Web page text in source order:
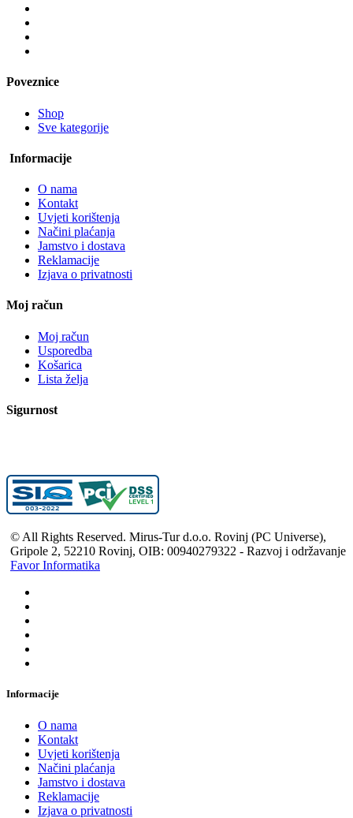
Poveznice
Shop
Sve kategorije
Informacije
O nama
Kontakt
Uvjeti korištenja
Načini plaćanja
Jamstvo i dostava
Reklamacije
Izjava o privatnosti
Moj račun
Moj račun
Usporedba
Košarica
Lista želja
Sigurnost
© All Rights Reserved. Mirus-Tur d.o.o. Rovinj (PC Universe),
Gripole 2, 52210 Rovinj, OIB: 00940279322 - Razvoj i održavanje
Favor Informatika
Informacije
O nama
Kontakt
Uvjeti korištenja
Načini plaćanja
Jamstvo i dostava
Reklamacije
Izjava o privatnosti